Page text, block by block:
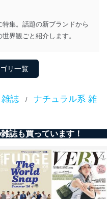
護のために必要がある
ることが困難であると
全な育成の推進のため
、本人の同意を得るこ
またはその委託を受け
行することに対して協力
ために守秘義務を結ん
に必要な範囲で委託・提
ることがあります。
は以下のような企業です
ト支援会社 、クレジッ
集。話題の新ブランドから
界観ごと紹介します。
リ一覧
誌 /
ナチュラル系 雑
誌も買っています！